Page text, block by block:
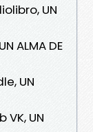
UN
ALMA DE
UN
VK, UN